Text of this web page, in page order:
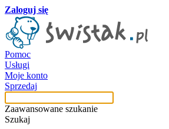
Zaloguj się
Pomoc
Usługi
Moje konto
Sprzedaj
Zaawansowane szukanie
Szukaj